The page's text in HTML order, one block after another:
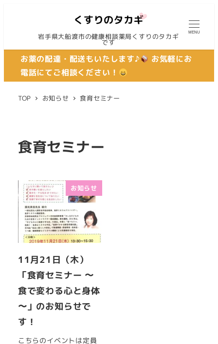
岩手県大船渡市の健康相談薬局くすりのタカギ
です
MENU
お薬の配達・配送もいたします♪
お気軽にお
電話にてご相談ください！
TOP お知らせ 食育セミナー
食育セミナー
お知らせ
11月21日（木）
「食育セミナー 〜
食で変わる心と身体
〜」のお知らせで
す！
こちらのイベントは定員